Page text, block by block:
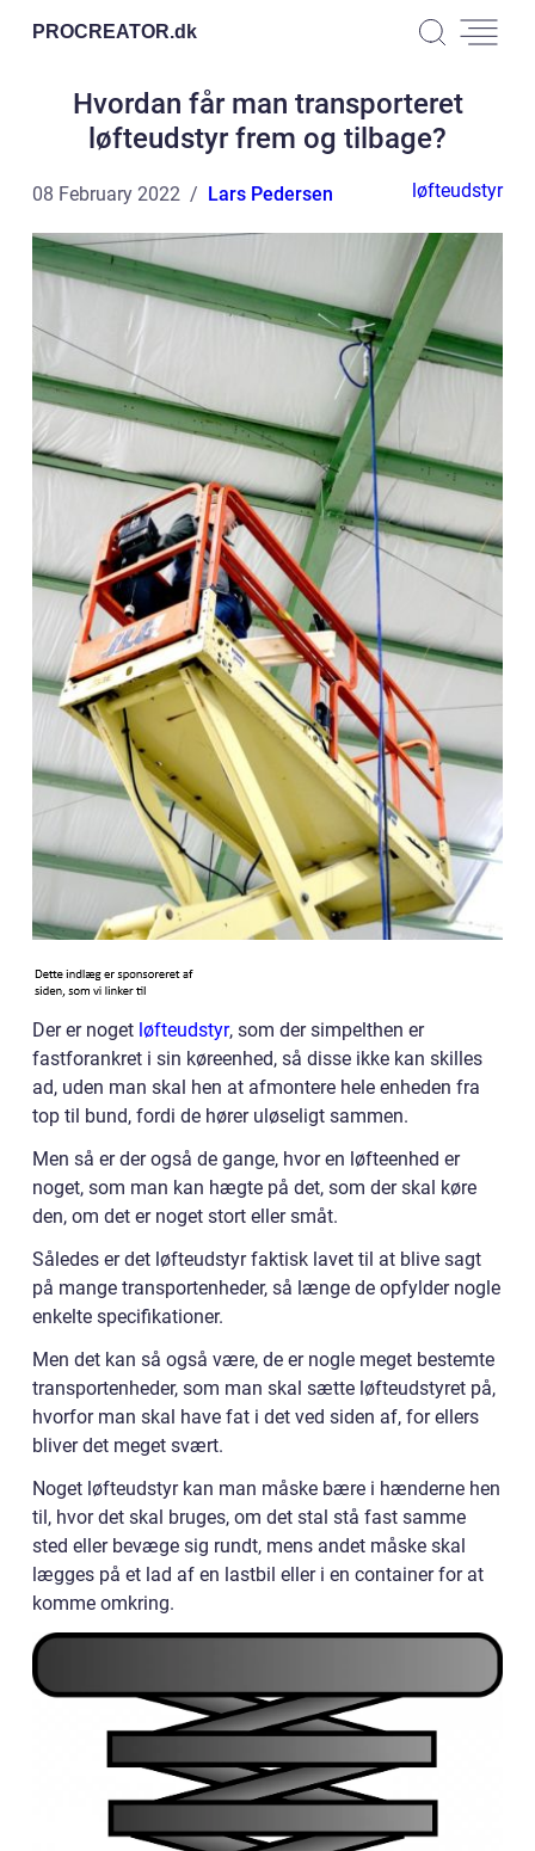
PROCREATOR.dk
Hvordan får man transporteret
løfteudstyr frem og tilbage?
08 February 2022 Lars Pedersen løfteudstyr
Der er noget løfteudstyr, som der simpelthen er
fastforankret i sin køreenhed, så disse ikke kan skilles
ad, uden man skal hen at afmontere hele enheden fra
top til bund, fordi de hører uløseligt sammen.
Men så er der også de gange, hvor en løfteenhed er
noget, som man kan hægte på det, som der skal køre
den, om det er noget stort eller småt.
Således er det løfteudstyr faktisk lavet til at blive sagt
på mange transportenheder, så længe de opfylder nogle
enkelte specifikationer.
Men det kan så også være, de er nogle meget bestemte
transportenheder, som man skal sætte løfteudstyret på,
hvorfor man skal have fat i det ved siden af, for ellers
bliver det meget svært.
Noget løfteudstyr kan man måske bære i hænderne hen
til, hvor det skal bruges, om det stal stå fast samme
sted eller bevæge sig rundt, mens andet måske skal
lægges på et lad af en lastbil eller i en container for at
komme omkring.